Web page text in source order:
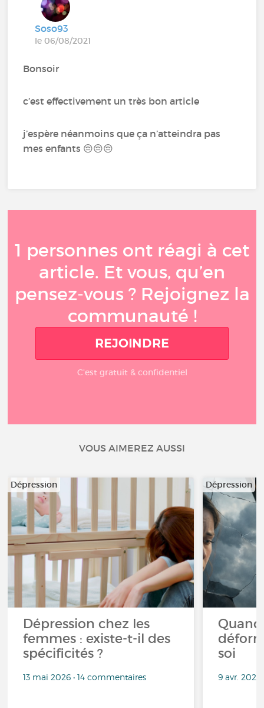
Soso93
le 06/08/2021
Bonsoir
c’est effectivement un très bon article
j’espère néanmoins que ça n’atteindra pas
mes enfants 😔😔😔
1 personnes ont réagi à cet
article. Et vous, qu’en
pensez-vous ? Rejoignez la
communauté !
REJOINDRE
C'est gratuit & confidentiel
VOUS AIMEREZ AUSSI
Dépression
Dépression chez les
femmes : existe-t-il des
spécificités ?
13 mai 2026 • 14 commentaires
Dépression
soi
9 avr.